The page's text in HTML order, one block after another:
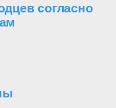
согласно